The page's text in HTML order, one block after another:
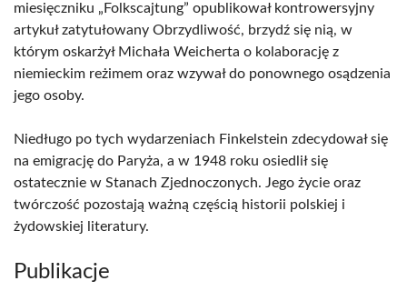
miesięczniku „Folkscajtung” opublikował kontrowersyjny
artykuł zatytułowany Obrzydliwość, brzydź się nią, w
którym oskarżył Michała Weicherta o kolaborację z
niemieckim reżimem oraz wzywał do ponownego osądzenia
jego osoby.
Niedługo po tych wydarzeniach Finkelstein zdecydował się
na emigrację do Paryża, a w 1948 roku osiedlił się
ostatecznie w Stanach Zjednoczonych. Jego życie oraz
twórczość pozostają ważną częścią historii polskiej i
żydowskiej literatury.
Publikacje